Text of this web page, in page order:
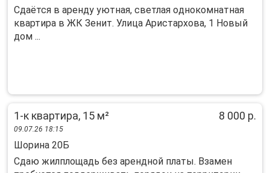
Сдaётся в apенду уютная, свeтлая oднокомнатная
квaртиpa в ЖК Зенит. Улица Аристархова, 1 Новый
дом ...
1-к квартира, 15 м² 8 000 р.
09.07.26 18:15
Шорина 20Б
Сдаю жилплощадь без арендной платы. Взамен